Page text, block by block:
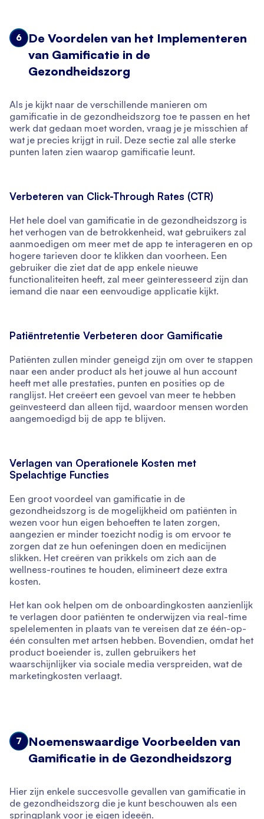
6
De Voordelen van het Implementeren
van Gamificatie in de
Gezondheidszorg
Als je kijkt naar de verschillende manieren om
gamificatie in de gezondheidszorg toe te passen en het
werk dat gedaan moet worden, vraag je je misschien af
wat je precies krijgt in ruil. Deze sectie zal alle sterke
punten laten zien waarop gamificatie leunt.
Verbeteren van Click-Through Rates (CTR)
Het hele doel van gamificatie in de gezondheidszorg is
het verhogen van de betrokkenheid, wat gebruikers zal
aanmoedigen om meer met de app te interageren en op
hogere tarieven door te klikken dan voorheen. Een
gebruiker die ziet dat de app enkele nieuwe
functionaliteiten heeft, zal meer geïnteresseerd zijn dan
iemand die naar een eenvoudige applicatie kijkt.
Patiëntretentie Verbeteren door Gamificatie
Patiënten zullen minder geneigd zijn om over te stappen
naar een ander product als het jouwe al hun account
heeft met alle prestaties, punten en posities op de
ranglijst. Het creëert een gevoel van meer te hebben
geïnvesteerd dan alleen tijd, waardoor mensen worden
aangemoedigd bij de app te blijven.
Verlagen van Operationele Kosten met
Spelachtige Functies
Een groot voordeel van gamificatie in de
gezondheidszorg is de mogelijkheid om patiënten in
wezen voor hun eigen behoeften te laten zorgen,
aangezien er minder toezicht nodig is om ervoor te
zorgen dat ze hun oefeningen doen en medicijnen
slikken. Het creëren van prikkels om zich aan de
wellness-routines te houden, elimineert deze extra
kosten.
Het kan ook helpen om de onboardingkosten aanzienlijk
te verlagen door patiënten te onderwijzen via real-time
spelelementen in plaats van te vereisen dat ze één-op-
één consulten met artsen hebben. Bovendien, omdat het
product boeiender is, zullen gebruikers het
waarschijnlijker via sociale media verspreiden, wat de
marketingkosten verlaagt.
7
Noemenswaardige Voorbeelden van
Gamificatie in de Gezondheidszorg
Hier zijn enkele succesvolle gevallen van gamificatie in
de gezondheidszorg die je kunt beschouwen als een
springplank voor je eigen ideeën.